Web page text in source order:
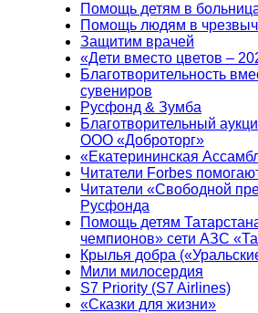
Помощь детям в
Помощь людям в
Защитим врачей
«Дети вместо цветов –
Благотворительность
сувениров
Русфонд & Зумба
Благотворительный
ООО «Доброторг»
«Екатерининская
Читатели Forbes
Читатели «Свободной
Русфонда
Помощь детям
чемпионов» сети АЗС
Крылья добра
Мили милосердия
S7 Priority (S7 Airlines)
«Сказки для жизни»